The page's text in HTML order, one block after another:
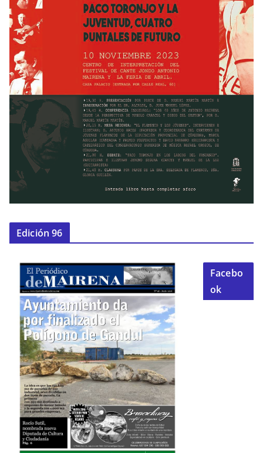
Edición 96
Facebo
ok